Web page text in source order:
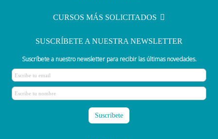
CURSOS MÁS SOLICITADOS
SUSCRÍBETE A NUESTRA NEWSLETTER
Suscríbete a nuestro newsletter para recibir las últimas novedades.